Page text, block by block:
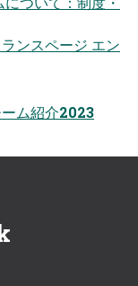
ンスページ エン
ム紹介2023